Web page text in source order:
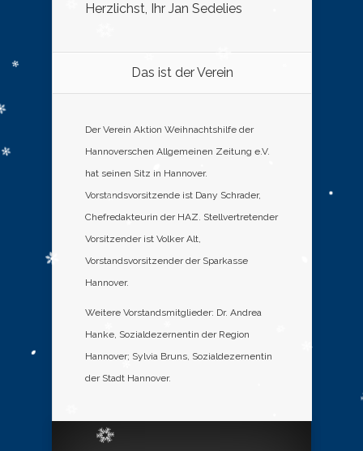
Herzlichst, Ihr Jan Sedelies
Das ist der Verein
Der Verein Aktion Weihnachtshilfe der
Hannoverschen Allgemeinen Zeitung e.V.
hat seinen Sitz in Hannover.
Vorstandsvorsitzende ist Dany Schrader,
Chefredakteurin der HAZ. Stellvertretender
Vorsitzender ist Volker Alt,
Vorstandsvorsitzender der Sparkasse
Hannover.
Weitere Vorstandsmitglieder: Dr. Andrea
Hanke, Sozialdezernentin der Region
Hannover; Sylvia Bruns, Sozialdezernentin
der Stadt Hannover.